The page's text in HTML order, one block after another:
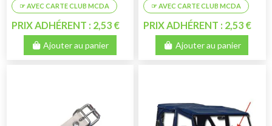
PRIX ADHÉRENT : 2,53 €
Ajouter au panier
PRIX ADHÉRENT : 2,53 €
Ajouter au panier